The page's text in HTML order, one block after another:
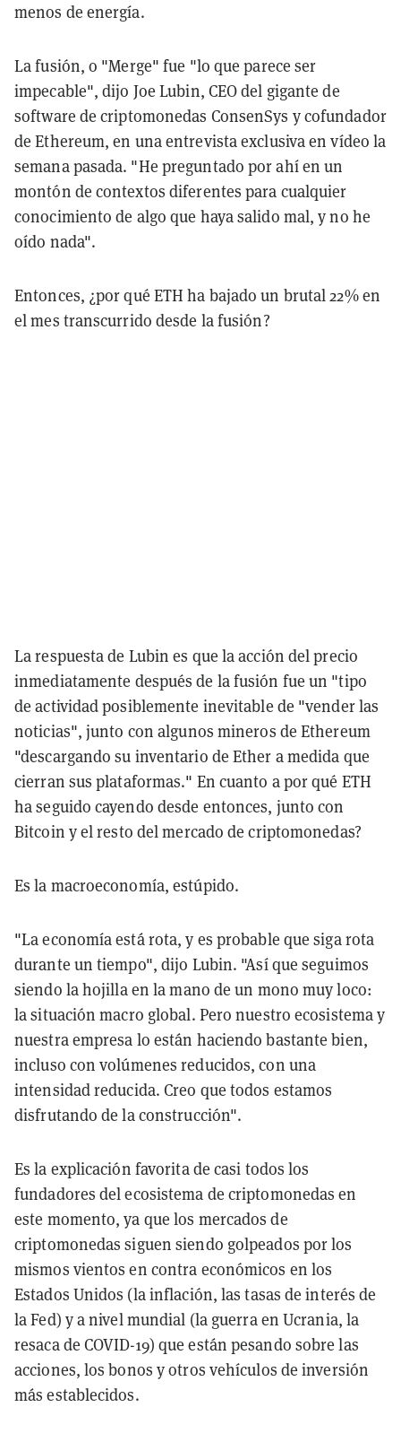
menos de energía.
La fusión, o "Merge" fue "lo que parece ser
impecable", dijo Joe Lubin, CEO del gigante de
software de criptomonedas ConsenSys y cofundador
de Ethereum, en una entrevista exclusiva en vídeo la
semana pasada. "He preguntado por ahí en un
montón de contextos diferentes para cualquier
conocimiento de algo que haya salido mal, y no he
oído nada".
Entonces, ¿por qué ETH ha bajado un brutal 22% en
el mes transcurrido desde la fusión?
La respuesta de Lubin es que la acción del precio
inmediatamente después de la fusión fue un "tipo
de actividad posiblemente inevitable de "vender las
noticias", junto con algunos mineros de Ethereum
"descargando su inventario de Ether a medida que
cierran sus plataformas." En cuanto a por qué ETH
ha seguido cayendo desde entonces, junto con
Bitcoin y el resto del mercado de criptomonedas?
Es la macroeconomía, estúpido.
"La economía está rota, y es probable que siga rota
durante un tiempo", dijo Lubin. "Así que seguimos
siendo la hojilla en la mano de un mono muy loco:
la situación macro global. Pero nuestro ecosistema y
nuestra empresa lo están haciendo bastante bien,
incluso con volúmenes reducidos, con una
intensidad reducida. Creo que todos estamos
disfrutando de la construcción".
Es la explicación favorita de casi todos los
fundadores del ecosistema de criptomonedas en
este momento, ya que los mercados de
criptomonedas siguen siendo golpeados por los
mismos vientos en contra económicos en los
Estados Unidos (la inflación, las tasas de interés de
la Fed) y a nivel mundial (la guerra en Ucrania, la
resaca de COVID-19) que están pesando sobre las
acciones, los bonos y otros vehículos de inversión
más establecidos.